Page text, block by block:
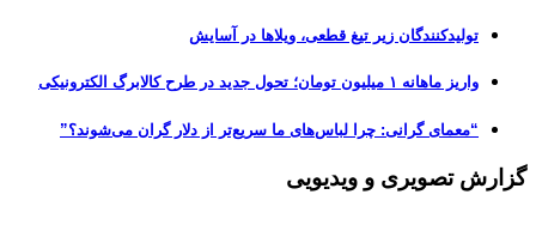
تولیدکنندگان زیر تیغ قطعی، ویلاها در آسایش
واریز ماهانه ۱ میلیون تومان؛ تحول جدید در طرح کالابرگ الکترونیکی
“معمای گرانی: چرا لباس‌های ما سریع‌تر از دلار گران می‌شوند؟”
گزارش تصویری و ویدیویی